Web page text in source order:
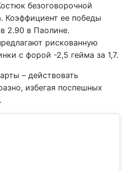
безоговорочной
Коэффициент ее победы
2.90 в Паолине.
рискованную
с форой -2,5 гейма за 1,7.
– действовать
избегая поспешных